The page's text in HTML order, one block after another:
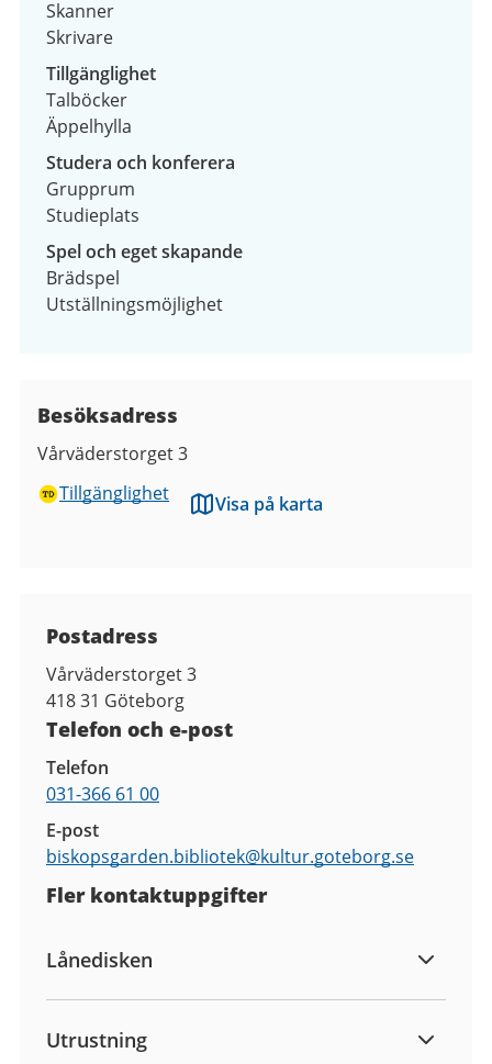
Skanner
Skrivare
Tillgänglighet
Talböcker
Äppelhylla
Studera och konferera
Grupprum
Studieplats
Spel och eget skapande
Brädspel
Utställningsmöjlighet
Besöksadress
Vårväderstorget 3
Tillgänglighet
Visa på karta
Postadress
Vårväderstorget 3
418 31 Göteborg
Telefon och e-post
Telefon
031-366 61 00
E-post
biskopsgarden.bibliotek@kultur.goteborg.se
Fler kontaktuppgifter
Lånedisken
Utrustning